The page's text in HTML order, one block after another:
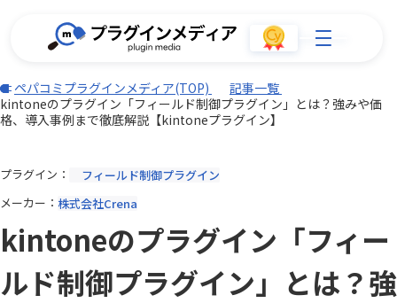
ペパコミプラグインメディア(TOP)
記事一覧
kintoneのプラグイン「フィールド制御プラグイン」とは？強みや価
格、導入事例まで徹底解説【kintoneプラグイン】
プラグイン
フィールド制御プラグイン
メーカー
株式会社Crena
kintoneのプラグイン「フィー
ルド制御プラグイン」とは？強